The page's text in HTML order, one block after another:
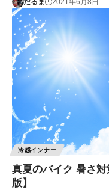
だるま 2021年6月8日
冷感インナー
真夏のバイク 暑さ
版】